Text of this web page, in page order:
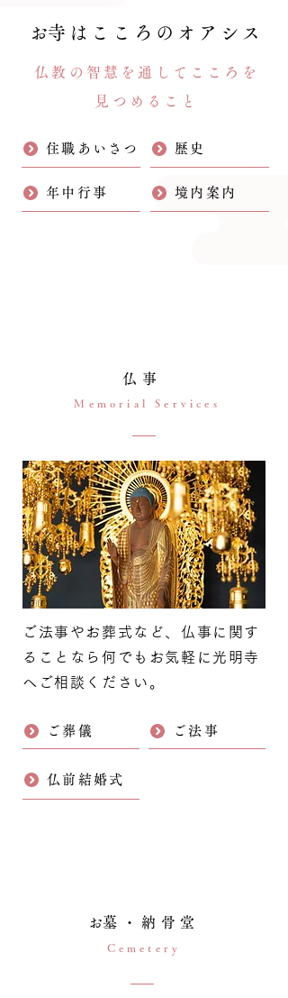
​お寺はこころのオアシス
仏教の智慧を通してこころを
見つめること
住職あいさつ
年中行事
歴史
境内案内
仏事
Memorial Services
ご法事やお葬式など、仏事に関す
ることなら何でもお気軽に光明寺
へご相談ください。
ご葬儀 ご法事
仏前結婚式
​お墓・納骨堂
Cemetery